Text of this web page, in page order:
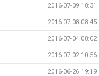
2016-07-09 18:31
2016-07-08 08:45
2016-07-04 08:02
2016-07-02 10:56
2016-06-26 19:19